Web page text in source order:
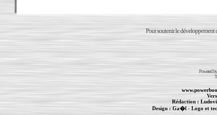
Pour soutenir le développement
Powered
Rédaction :
Design :Ga�l- Logo et
Informations :